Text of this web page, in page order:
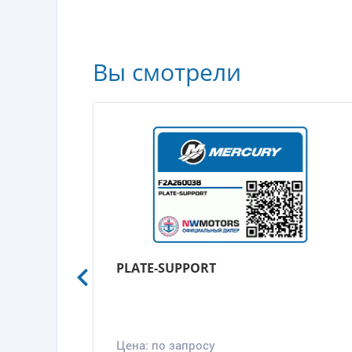
Вы смотрели
PLATE-SUPPORT
Цена: по запросу